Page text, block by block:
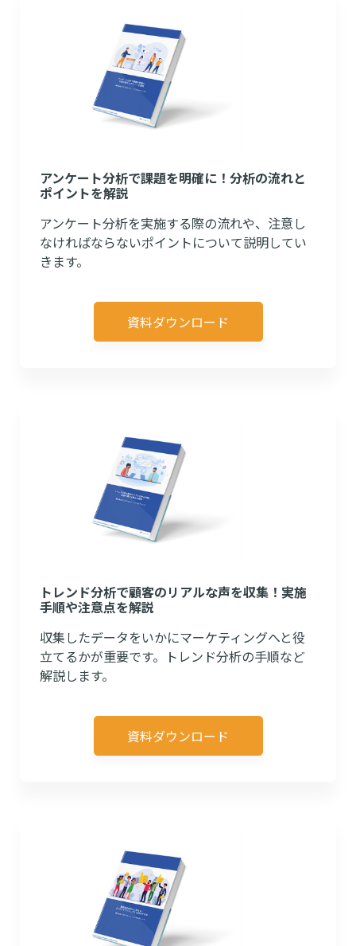
アンケート分析で課題を明確に！分析の流れと
ポイントを解説
アンケート分析を実施する際の流れや、注意し
なければならないポイントについて説明してい
きます。
資料ダウンロード
トレンド分析で顧客のリアルな声を収集！実施
手順や注意点を解説
収集したデータをいかにマーケティングへと役
立てるかが重要です。トレンド分析の手順など
解説します。
資料ダウンロード